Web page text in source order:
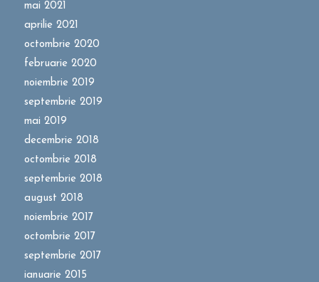
mai 2021
aprilie 2021
octombrie 2020
februarie 2020
noiembrie 2019
septembrie 2019
mai 2019
decembrie 2018
octombrie 2018
septembrie 2018
august 2018
noiembrie 2017
octombrie 2017
septembrie 2017
ianuarie 2015